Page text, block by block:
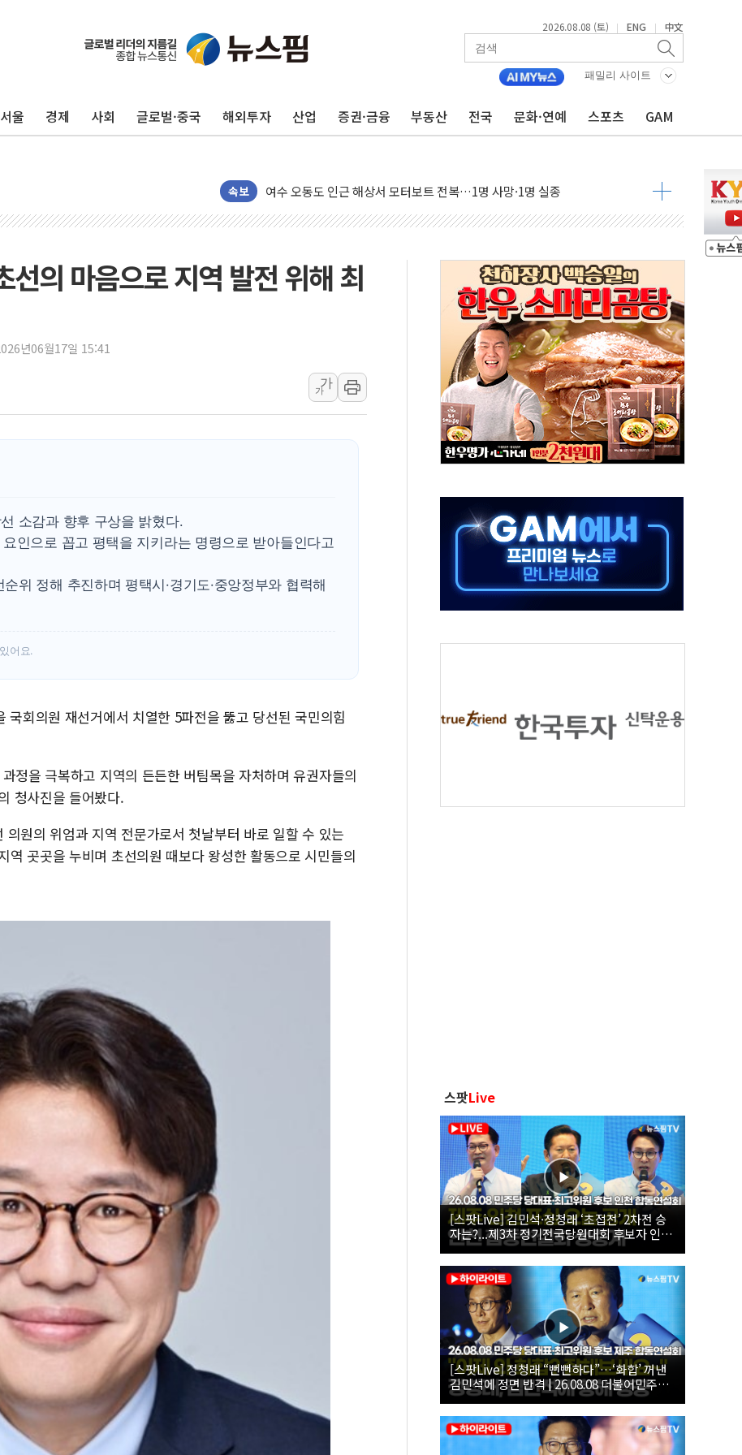
2026.08.08 (토) | ENG | 中文
패밀리 사이트
울 경제 사회 글로벌·중국 해외투자 산업 증권·금융 부동산 전국 문화·연예 스포츠 GAM
속보
美, 이란전 출구전략 만지작…공습 한계·탄약 부족 현실화
강릉·동해·삼척 시간당 최대 50㎜ 폭우…강원 동해안 강한 비 어어져
서울 중랑구 주택가서 흉기 난동…60대 남성 2명 숨져
李대통령 "결혼 때문에 손해 보는 일 없게"…'결혼 페널티' 22개 과제 손본다
추미애, '위안부' 피해자 기림의 날 참석..."국제적 시민 연대로 목소리 내야"
인천 선재도 갯벌서 해루질 중 실종 60대 나흘만에 숨진 채 발견
'화합' 꺼낸 김민석에 '뻔뻔' 받아친 정청래…제주 연설서 신경전 고조
李대통령, ISA 개편 재검토 지시…與 "적극 환영"·野 "졸속 국정"
동해중부 전 해상 풍랑주의보…10일까지 최대 3.5m 높은 물결
연일 폭염에 온열질환 사망 23명…정부, 비상대응기구 가동
中 전방위 아파트 부양, 수도 베이징도 부동산 규제 철폐
인제 용대리 계곡서 수위 상승으로 피서객 7명 고립…전원 구조
동해시, 11~14일 '별똥별 멍' 운영…페르세우스 유성우 관측
강원 중·남부 동해안 시간당 50mm 이상 폭우…호우경보 발효
청양 밭에서 일하던 90대 숨져…온열질환 여부 조사
李대통령, 'ISA·주가누르기 방지법' 전면 재검토 지시
의 마음으로 지역 발전 위해 최
년06월17일 15:41
가
가
소감과 향후 구상을 밝혔다.
인으로 꼽고 평택을 지키라는 명령으로 받아들인다고
순위 정해 추진하며 평택시·경기도·중앙정부와 협력해
어요.
회의원 재선거에서 치열한 5파전을 뚫고 당선된 국민의힘
정을 극복하고 지역의 든든한 버팀목을 자처하며 유권자들의
청사진을 들어봤다.
원의 위엄과 지역 전문가로서 첫날부터 바로 일할 수 있는
역 곳곳을 누비며 초선의원 때보다 왕성한 활동으로 시민들의
스팟Live
[스팟Live] 김민석·정청래 ‘초접전’ 2차전 승
자는?...제3차 정기전국당원대회 후보자 인천
합동연설회 생중계 | 26.08.08
[스팟Live] 정청래 “뻔뻔하다”…‘화합’ 꺼낸
김민석에 정면 반격 | 26.08.08 더불어민주당
당대표·최고위원 후보 제주 합동연설회